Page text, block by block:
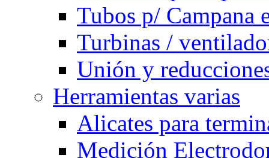
Tubos p/ Campana
Turbinas /
Unión y
Herramientas varias
Alicates para
Medición